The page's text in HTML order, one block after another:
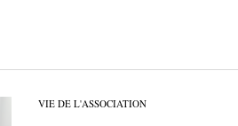
VIE DE L'ASSOCIATION